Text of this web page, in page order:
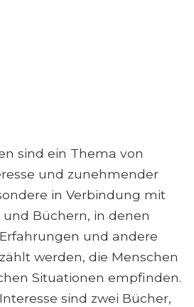
sind ein Thema von
und zunehmender
in Verbindung mit
Büchern, in denen
und andere
werden, die Menschen
Situationen empfinden.
sind zwei Bücher,